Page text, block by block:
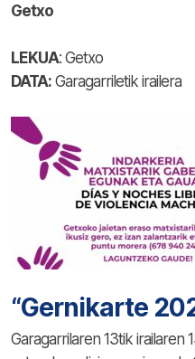
Getxo
LEKUA: Getxo
DATA: Garagarriletik irailera
“Gernikarte
Garagarrilaren 13tik irailaren